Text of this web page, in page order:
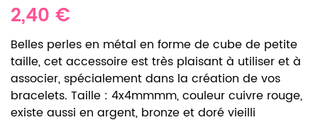
2,40 €
Belles perles en métal en forme de cube de petite
taille, cet accessoire est très plaisant à utiliser et à
associer, spécialement dans la création de vos
bracelets. Taille : 4x4mmmm, couleur cuivre rouge,
existe aussi en argent, bronze et doré vieilli